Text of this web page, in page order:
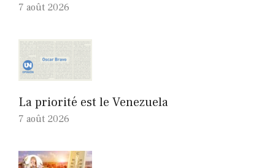
7 août 2026
La priorité est le Venezuela
7 août 2026